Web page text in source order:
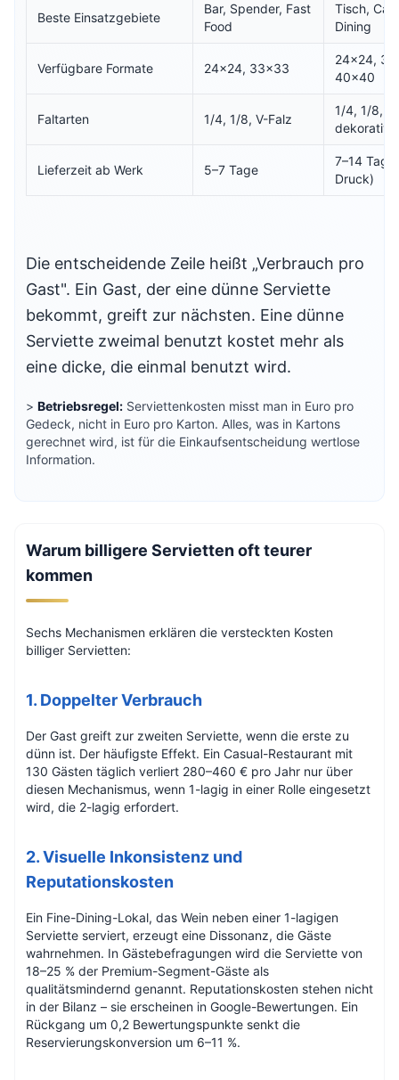
Beste Einsatzgebiete
Bar, Spender, Fast
Food
Tisch,
Dining
Verfügbare Formate 24×24, 33×33
24×24,
40×40
Faltarten 1/4, 1/8, V-Falz
1/4, 1/8,
dekorativ
Lieferzeit ab Werk 5–7 Tage
7–14
Druck)
Die entscheidende Zeile heißt „Verbrauch pro
Gast". Ein Gast, der eine dünne Serviette
bekommt, greift zur nächsten. Eine dünne
Serviette zweimal benutzt kostet mehr als
eine dicke, die einmal benutzt wird.
> Betriebsregel: Serviettenkosten misst man in Euro pro
Gedeck, nicht in Euro pro Karton. Alles, was in Kartons
gerechnet wird, ist für die Einkaufsentscheidung wertlose
Information.
Warum billigere Servietten oft teurer
kommen
Sechs Mechanismen erklären die versteckten Kosten
billiger Servietten:
1. Doppelter Verbrauch
Der Gast greift zur zweiten Serviette, wenn die erste zu
dünn ist. Der häufigste Effekt. Ein Casual-Restaurant mit
130 Gästen täglich verliert 280–460 € pro Jahr nur über
diesen Mechanismus, wenn 1-lagig in einer Rolle eingesetzt
wird, die 2-lagig erfordert.
2. Visuelle Inkonsistenz und
Reputationskosten
Ein Fine-Dining-Lokal, das Wein neben einer 1-lagigen
Serviette serviert, erzeugt eine Dissonanz, die Gäste
wahrnehmen. In Gästebefragungen wird die Serviette von
18–25 % der Premium-Segment-Gäste als
qualitätsmindernd genannt. Reputationskosten stehen nicht
in der Bilanz – sie erscheinen in Google-Bewertungen. Ein
Rückgang um 0,2 Bewertungspunkte senkt die
Reservierungskonversion um 6–11 %.